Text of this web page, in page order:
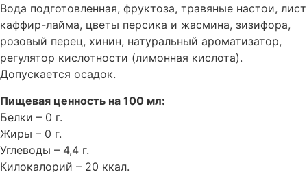
Вода подготовленная, фруктоза, травяные настои, лист
каффир-лайма, цветы персика и жасмина, зизифора,
розовый перец, хинин, натуральный ароматизатор,
регулятор кислотности (лимонная кислота).
Допускается осадок.
Пищевая ценность на 100 мл:
Белки – 0 г.
Жиры – 0 г.
Углеводы – 4,4 г.
Килокалорий – 20 ккал.